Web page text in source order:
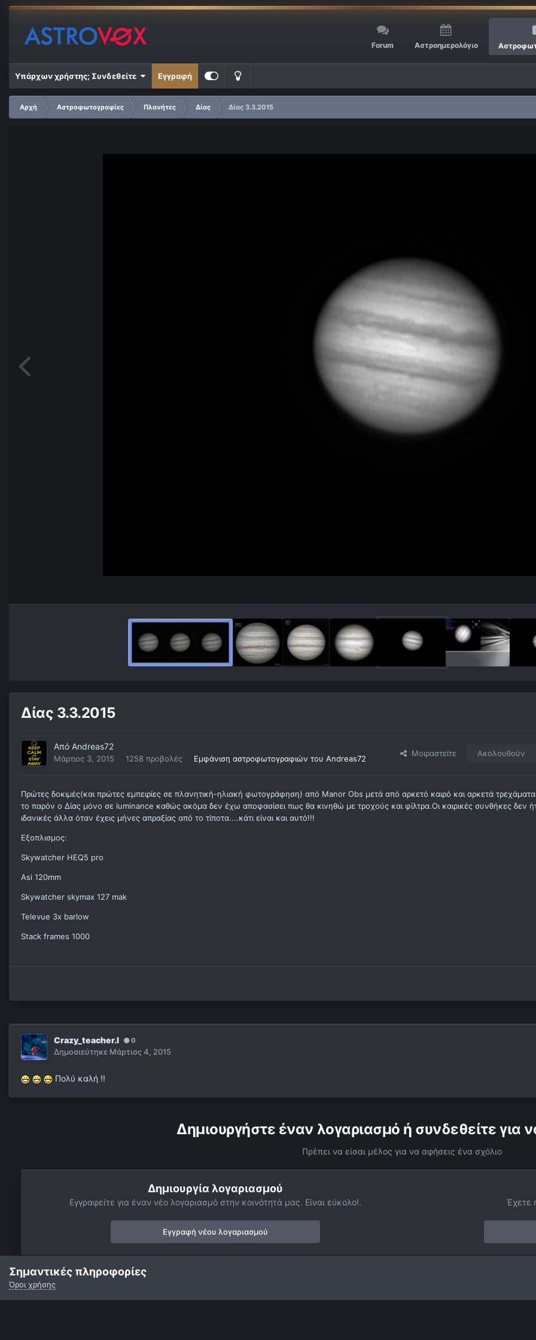
Forum Αστροημερολόγιο
Υπάρχων χρήστης; Συνδεθείτε Εγγραφή
Αρχή Αστροφωτογραφίες Πλανήτες Δίας Δίας 3.3.2015
Δίας 3.3.2015
Από Andreas72
Μάρτιος 3, 2015 1258 προβολές Εμφάνιση αστροφωτογραφιών του Andreas72
Μοιραστείτε Ακολουθούν
Πρώτες δοκιμές(και πρώτες εμπειρίες σε πλανητική-ηλιακή φωτογράφηση) από Manor Obs μετά από αρκετό καιρό και αρκετά
το παρόν ο Δίας μόνο σε luminance καθώς ακόμα δεν έχω αποφασίσει πως θα κινηθώ με τροχούς και φίλτρα.Οι καιρικές συνθήκες δεν
ιδανικές άλλα όταν έχεις μήνες απραξίας από το τίποτα....κάτι είναι και αυτό!!!
Εξοπλισμος:
Skywatcher HEQ5 pro
Asi 120mm
Skywatcher skymax 127 mak
Televue 3x barlow
Stack frames 1000
Crazy_teacher.l 0
Δημοσιεύτηκε Μάρτιος 4, 2015
Πολύ καλή !!
Δημιουργήστε έναν λογαριασμό ή συνδεθείτε για
Πρέπει να είσαι μέλος για να αφήσεις ένα σχόλιο
Δημιουργία λογαριασμού
Εγγραφείτε για έναν νέο λογαριασμό στην κοινότητά μας. Είναι εύκολο!.
Εγγραφή νέου λογαριασμού
Έχετε
Αρχή
Σημαντικές πληροφορίες
Όροι χρήσης